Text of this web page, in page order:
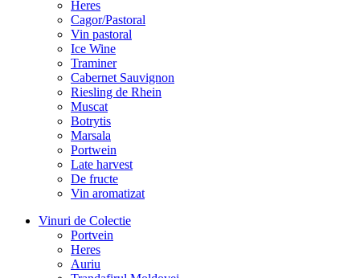
Heres
Cagor/Pastoral
Vin pastoral
Ice Wine
Traminer
Cabernet Sauvignon
Riesling de Rhein
Muscat
Botrytis
Marsala
Portwein
Late harvest
De fructe
Vin aromatizat
Vinuri de Colectie
Portvein
Heres
Auriu